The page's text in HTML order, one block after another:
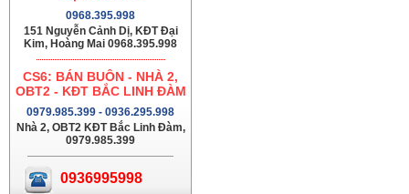
0968.395.998
151 Nguyễn Cảnh Dị, KĐT Đại
Kim, Hoàng Mai 0968.395.998
CS6: BÁN BUÔN - NHÀ 2,
OBT2 - KĐT BẮC LINH ĐÀM
0979.985.399 - 0936.295.998
Nhà 2, OBT2 KĐT Bắc Linh Đàm,
0979.985.399
0936995998